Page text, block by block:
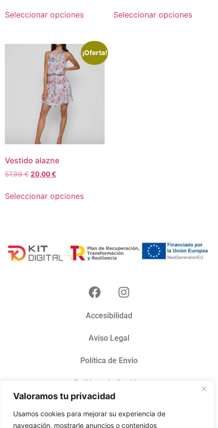
Valoramos tu privacidad
Usamos cookies para mejorar su experiencia de
navegación, mostrarle anuncios o contenidos
Seleccionar opciones Seleccionar opciones
¡Oferta!
Vestido alazne
57,99€ 20,00€
Seleccionar opciones
Accesibilidad
Aviso Legal
Política de Envio
Políticas de Cookies